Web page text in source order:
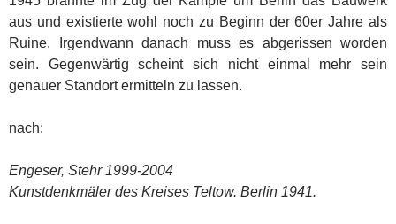
aus und existierte wohl noch zu Beginn der 60er Jahre als
Ruine. Irgendwann danach muss es abgerissen worden
sein. Gegenwärtig scheint sich nicht einmal mehr sein
genauer Standort ermitteln zu lassen.
nach:
Engeser, Stehr 1999-2004
Kunstdenkmäler des Kreises Teltow. Berlin 1941.